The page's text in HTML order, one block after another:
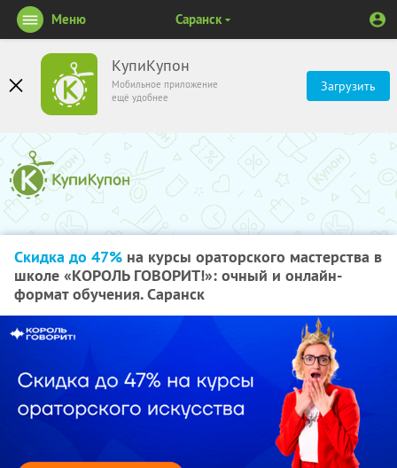
КупиКупон
Мобильное приложение
ещё удобнее
Загрузить
Меню Саранск
Скидка до 47% на курсы ораторского мастерства в
школе «КОРОЛЬ ГОВОРИТ!»: очный и онлайн-
формат обучения. Саранск